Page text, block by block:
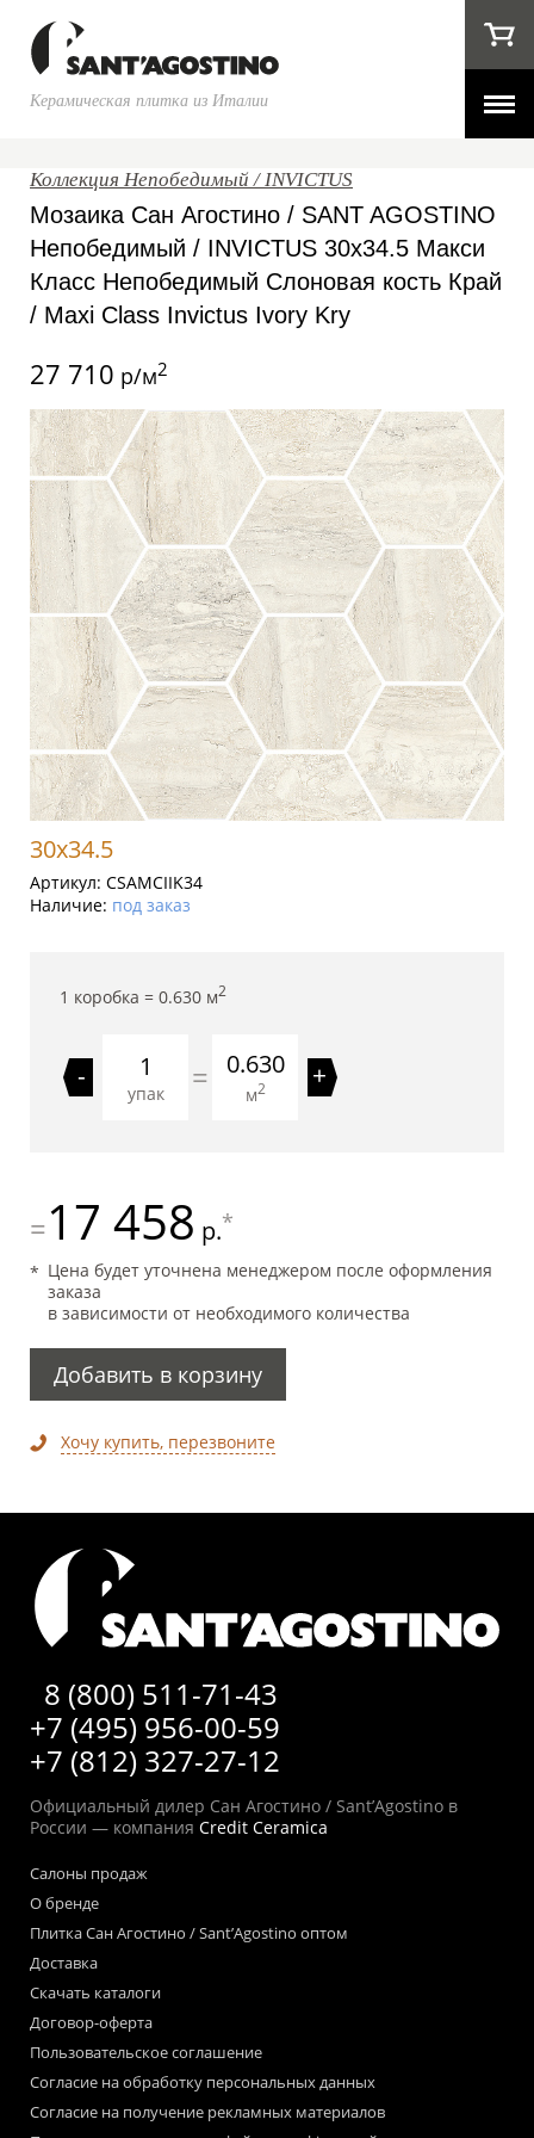
Керамическая плитка из Италии
Коллекция Непобедимый / INVICTUS
Мозаика Сан Агостино / SANT AGOSTINO
Непобедимый / INVICTUS 30x34.5 Макси
Класс Непобедимый Слоновая кость Край
/ Maxi Class Invictus Ivory Kry
27 710 р/м2
30x34.5
Артикул: CSAMCIIK34
Наличие: под заказ
1 коробка = 0.630 м2
-
упак = 0.630
м2 +
=17 458 р.*
Цена будет уточнена менеджером после оформления
заказа
в зависимости от необходимого количества
Добавить в корзину
Хочу купить, перезвоните
8 (800) 511-71-43
+7 (495) 956-00-59
+7 (812) 327-27-12
Официальный дилер Сан Агостино / Sant’Agostino в
России — компания Credit Ceramica
Салоны продаж
О бренде
Плитка Сан Агостино / Sant’Agostino оптом
Доставка
Скачать каталоги
Договор-оферта
Пользовательское соглашение
Согласие на обработку персональных данных
Согласие на получение рекламных материалов